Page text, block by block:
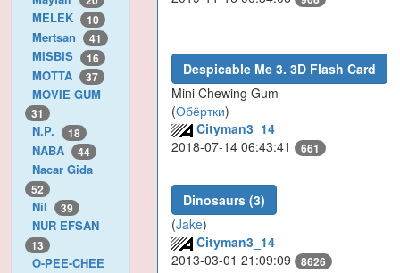
MELEK 10
Mertsan 41
MISBIS 16
MOTTA 37
MOVIE GUM
31
N.P. 18
NABA 44
Nacar Gida
52
Nil 39
NUR EFSAN
13
O-PEE-CHEE
Despicable Me 3. 3D Flash Card
Mini Chewing Gum
(Обёртки)
Cityman3_14
2018-07-14 06:43:41 661
Dinosaurs (3)
(Jake)
Cityman3_14
2013-03-01 21:09:09 8626